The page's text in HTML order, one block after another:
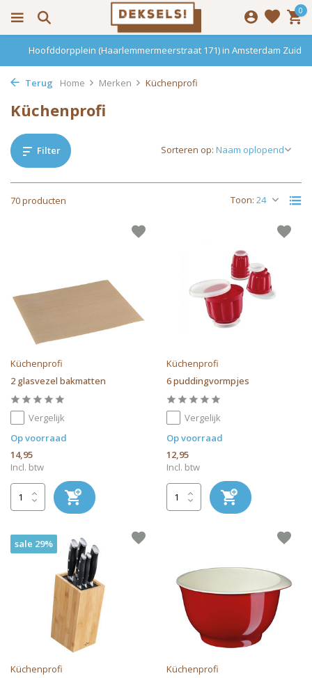
0
Haarlemmerdijk 136 in Amsterdam Centrum
Terug Home Merken Küchenprofi
Küchenprofi
Filter
70 producten Toon:
Sorteren op:
Küchenprofi
2 glasvezel bakmatten
Vergelijk
Op voorraad
14,95
Incl. btw
Küchenprofi
6 puddingvormpjes
Vergelijk
Op voorraad
12,95
Incl. btw
sale 29%
Küchenprofi
Küchenprofi